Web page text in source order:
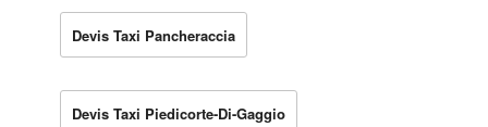
Devis Taxi Pancheraccia
Devis Taxi Piedicorte-Di-Gaggio